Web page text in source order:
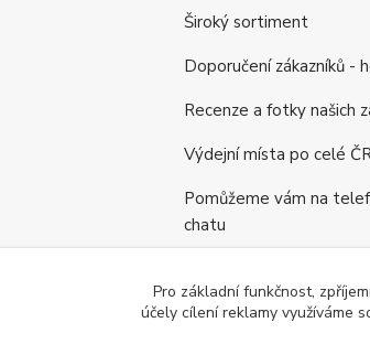
Široký sortiment
Doporučení zákazníků -
Recenze a fotky našich
Výdejní místa po celé
Pomůžeme vám na
chatu
Jsme tu pro vás již 16 let
Pro základní funkčnost,
účely cílení reklamy využíváme